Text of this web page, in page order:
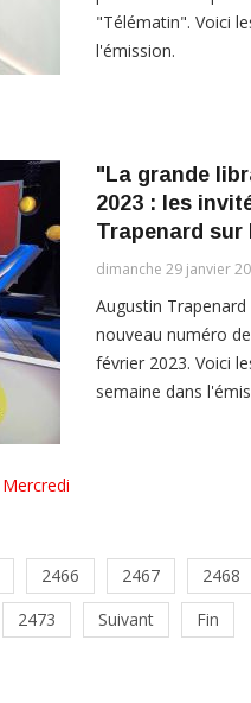
"Télématin". Voici
l'émission.
"La grande
2023 : les
Trapenard sur
dimanche 29 janvier
Augustin
nouveau numéro
février 2023. Voici
semaine dans
Mercredi
2466 2467 2468
2473 Suivant
Fin